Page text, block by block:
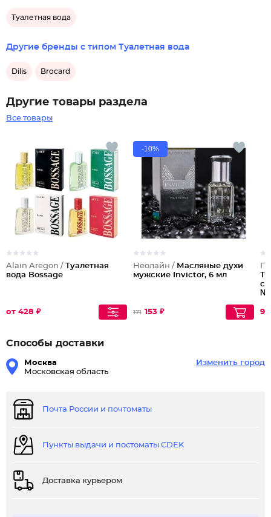
Туалетная вода
Другие бренды с типом Туалетная вода
Dilis Brocard
Другие товары раздела
Все товары
Alain Aregon / Туалетная
вода Bossage
от 428 ₽
-10%
Неолайн / Масляные духи
мужские Invictor, 6 мл
171 153 ₽
с
Способы доставки
Москва
Московская область
Изменить город
Почта России и почтоматы
Пункты выдачи и постоматы CDEK
Доставка курьером